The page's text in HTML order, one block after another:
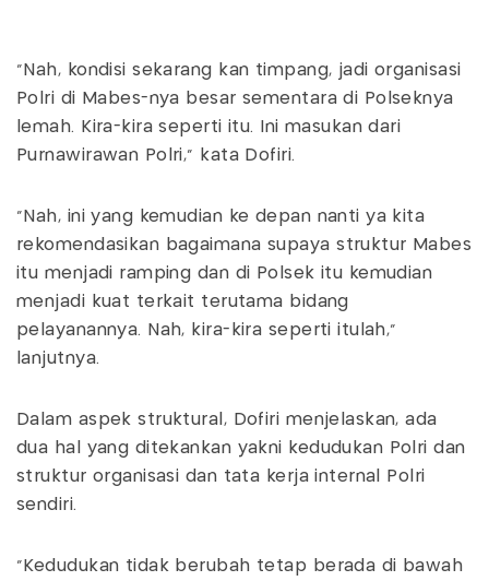
"Nah, kondisi sekarang kan timpang, jadi organisasi
Polri di Mabes-nya besar sementara di Polseknya
lemah. Kira-kira seperti itu. Ini masukan dari
Purnawirawan Polri," kata Dofiri.
"Nah, ini yang kemudian ke depan nanti ya kita
rekomendasikan bagaimana supaya struktur Mabes
itu menjadi ramping dan di Polsek itu kemudian
menjadi kuat terkait terutama bidang
pelayanannya. Nah, kira-kira seperti itulah,"
lanjutnya.
Dalam aspek struktural, Dofiri menjelaskan, ada
dua hal yang ditekankan yakni kedudukan Polri dan
struktur organisasi dan tata kerja internal Polri
sendiri.
"Kedudukan tidak berubah tetap berada di bawah